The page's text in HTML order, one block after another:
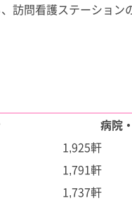
訪問看護ステーション
病院
1,925軒
1,791軒
1,737軒